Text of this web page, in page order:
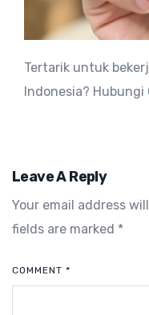
Tertarik untuk
Indonesia?
Leave A Reply
Your email address
fields are marked *
COMMENT *